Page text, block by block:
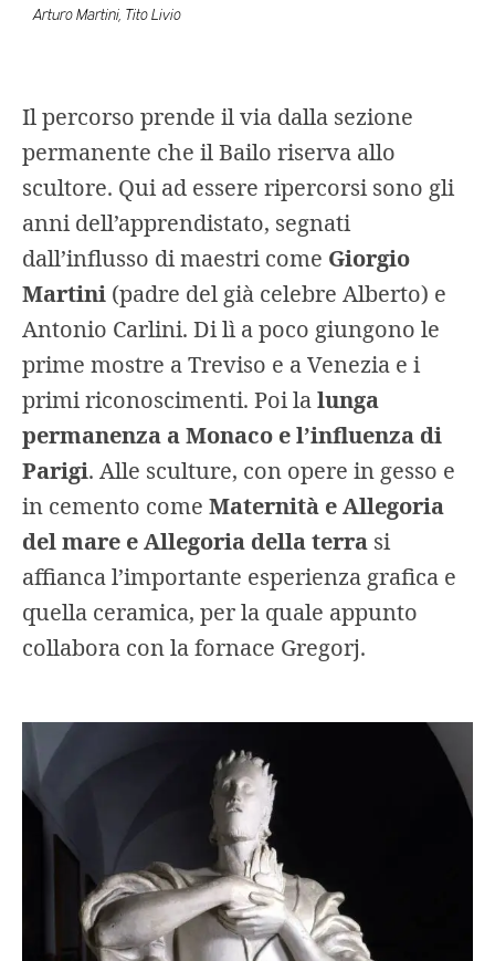
Arturo Martini, Tito Livio
Il percorso prende il via dalla sezione
permanente che il Bailo riserva allo
scultore. Qui ad essere ripercorsi sono gli
anni dell’apprendistato, segnati
dall’influsso di maestri come Giorgio
Martini (padre del già celebre Alberto) e
Antonio Carlini. Di lì a poco giungono le
prime mostre a Treviso e a Venezia e i
primi riconoscimenti. Poi lalunga
permanenza a Monaco e l’influenza di
Parigi. Alle sculture, con opere in gesso e
in cemento come Maternità e Allegoria
del mare e Allegoria della terra si
affianca l’importante esperienza grafica e
quella ceramica, per la quale appunto
collabora con la fornace Gregorj.